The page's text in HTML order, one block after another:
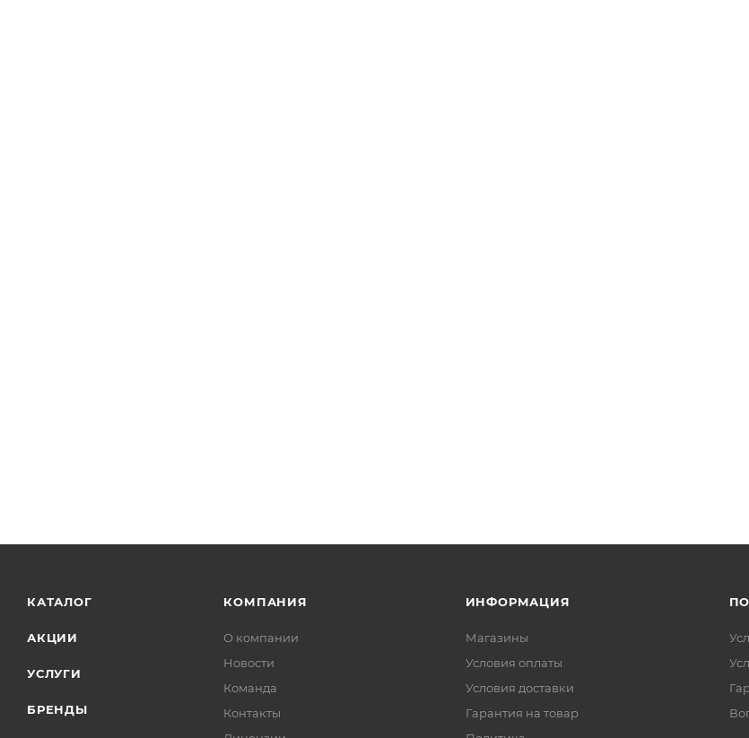
КАТАЛОГ
АКЦИИ
УСЛУГИ
БРЕНДЫ
КОМПАНИЯ
О компании
Новости
Команда
Контакты
ИНФОРМАЦИЯ
Магазины
Условия оплаты
Условия доставки
Гарантия на товар